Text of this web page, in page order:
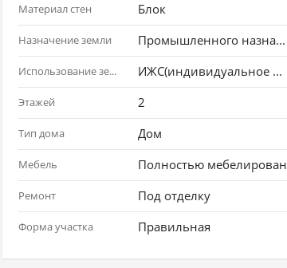
Материал стен Блок
Назначение земли Промышленного назначения
Использование земли ИЖС(индивидуальное жилищное строительство)
Этажей 2
Тип дома Дом
Мебель Полностью мебелирован
Ремонт Под отделку
Форма участка Правильная